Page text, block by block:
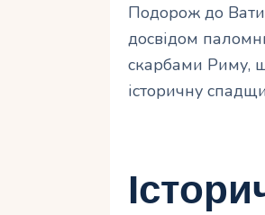
Подорож до
досвідом
скарбами Риму,
історичну